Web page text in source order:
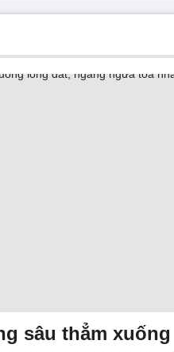
sâu thẳm xuống